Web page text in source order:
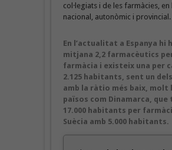
col·legiats i de les farmàcies, en
nacional, autonòmic i provincial.
En l’actualitat a Espanya hi
mitjana 2,2 farmacèutics
farmàcia i existeix una per
2.125 habitants, sent un
amb la ràtio més baix, molt
països com Dinamarca, que
17.000 habitants per
Suècia amb 5.000 habitants.